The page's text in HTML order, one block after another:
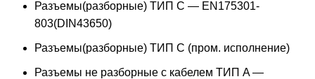
Разъемы(разборные) ТИП C — EN175301-
803(DIN43650)
Разъемы(разборные) ТИП С (пром. исполнение)
Разъемы не разборные с кабелем ТИП A —